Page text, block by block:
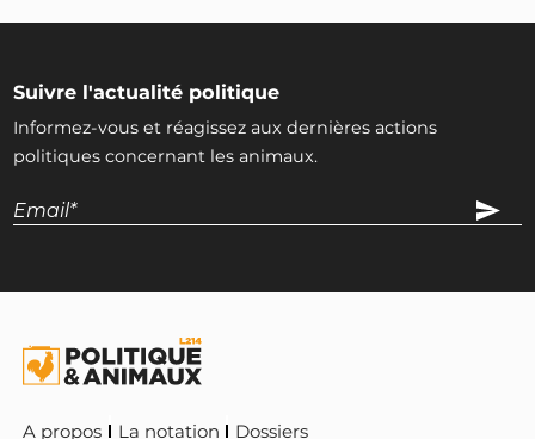
Suivre l'actualité politique
Informez-vous et réagissez aux dernières actions
politiques concernant les animaux.
A propos La notation Dossiers